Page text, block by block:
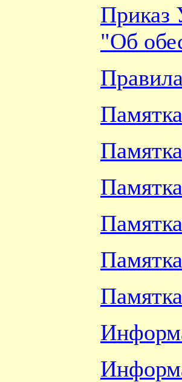
Приказ
"Об